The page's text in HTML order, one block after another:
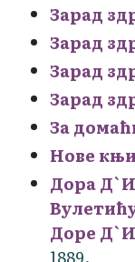
Зарад
Зарад
Зарад
Зарад
За
Нове
Дора
Доре
1889.